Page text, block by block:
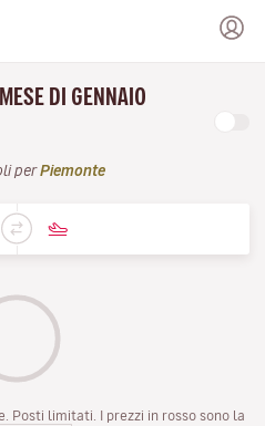
DI GENNAIO
perPiemonte
Posti limitati. I prezzi in rosso sono la